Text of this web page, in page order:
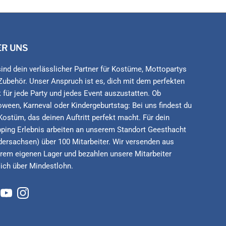
UNS
dein verlässlicher Partner für Kostüme, Mottopartys
Unser Anspruch ist es, dich mit dem perfekten
für jede Party und jedes Event auszustatten. Ob
Karneval oder Kindergeburtstag: Bei uns findest du
das deinen Auftritt perfekt macht. Für dein
Erlebnis arbeiten an unserem Standort Geesthacht
über 100 Mitarbeiter. Wir versenden aus
eigenen Lager und bezahlen unsere Mitarbeiter
über Mindestlohn.
YouTubeInstagram